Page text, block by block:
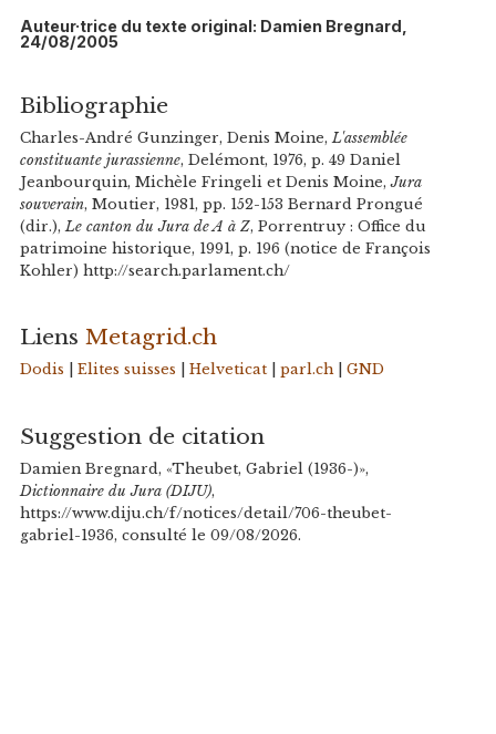
Auteur·trice du texte original: Damien Bregnard,
24/08/2005
Bibliographie
Charles-André Gunzinger, Denis Moine, L'assemblée
constituante jurassienne, Delémont, 1976, p. 49 Daniel
Jeanbourquin, Michèle Fringeli et Denis Moine,Jura
souverain, Moutier, 1981, pp. 152-153 Bernard Prongué
(dir.), Le canton du Jura de A à Z, Porrentruy : Office du
patrimoine historique, 1991, p. 196 (notice de François
Kohler) http://search.parlament.ch/
Liens Metagrid.ch
Dodis Elites suisses Helveticat| parl.ch| GND
Suggestion de citation
Damien Bregnard, «Theubet, Gabriel (1936-)»,
Dictionnaire du Jura (DIJU),
https://www.diju.ch/f/notices/detail/706-theubet-
gabriel-1936, consulté le 09/08/2026.